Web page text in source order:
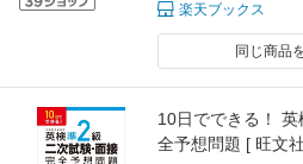
楽天ブックス
同じ商品
10日でできる！
全予想問題 [ 旺文